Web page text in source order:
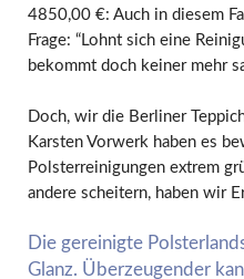
4850,00 €: Auch in diesem
Frage: “Lohnt sich eine
bekommt doch keiner mehr
Doch, wir die Berliner
Karsten Vorwerk haben es
Polsterreinigungen extrem
andere scheitern, haben wir
Die gereinigte
Glanz. Überzeugender